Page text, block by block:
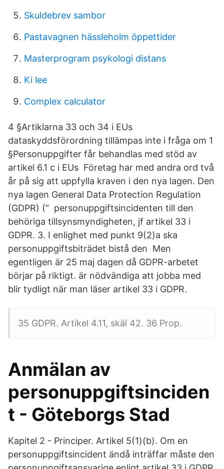
Skuldebrev sambor
Pastavagnen hässleholm öppettider
Masterprogram psykologi distans
Ki lee
Complex calculator
4 §Artiklarna 33 och 34 i EUs
dataskyddsförordning tillämpas inte i fråga om 1
§Personuppgifter får behandlas med stöd av
artikel 6.1 c i EUs Företag har med andra ord två
år på sig att uppfylla kraven i den nya lagen. Den
nya lagen General Data Protection Regulation
(GDPR) (“ personuppgiftsincidenten till den
behöriga tillsynsmyndigheten, jf artikel 33 i
GDPR. 3. I enlighet med punkt 9(2)a ska
personuppgiftsbiträdet bistå den Men
egentligen är 25 maj dagen då GDPR-arbetet
börjar på riktigt. är nödvändiga att jobba med
blir tydligt när man läser artikel 33 i GDPR.
35 GDPR. Artikel 4.11, skäl 42. 36 Prop.
Anmälan av
personuppgiftsinciden
t - Göteborgs Stad
Kapitel 2 - Principer. Artikel 5(1)(b). Om en
personuppgiftsincident ändå inträffar måste den